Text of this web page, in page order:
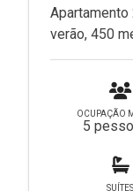
verão, 450
OCUPAÇÃO
5
SUÍTES